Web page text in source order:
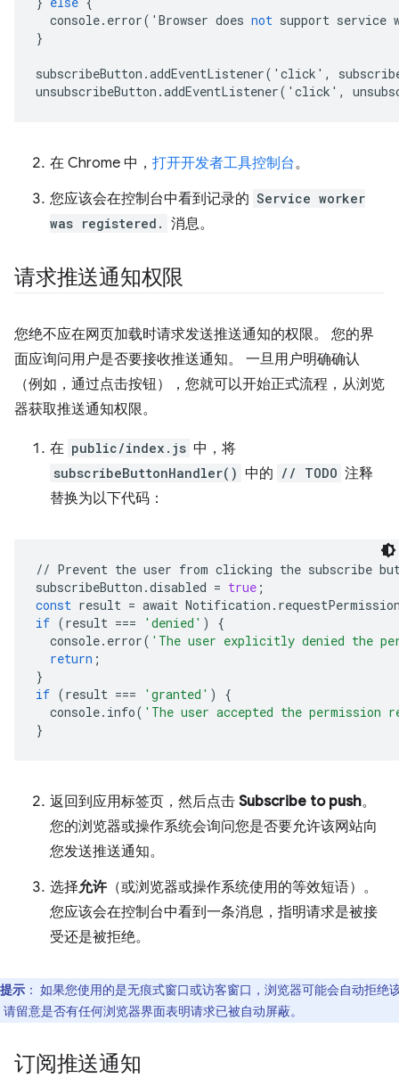
console. error(' Browser does not support service
}
subscribeButton .addEventListener(' click ',
unsubscribeButton .addEventListener(' click ',
在 Chrome 中， 打开开发者工具控制台。
您应该会在控制台中看到记录的 Service worker
was registered. 消息。
请求推送通知权限
您绝不应在网页加载时请求发送推送通知的权限。 您的界
面应询问用户是否要接收推送通知。 一旦用户明确确认
（例如，通过点击按钮），您就可以开始正式流程，从浏览
器获取推送通知权限。
在 public/index.js 中，将
subscribeButtonHandler() 中的 // TODO 注释
替换为以下代码：
// Prevent the user from clicking the subscribe
subscribeButton .disabled = true ;
const result = await Notification .
if (result === 'denied' )
{
console. error( 'The user explicitly denied the
return ;
}
if (result === 'granted' )
{
console. info( 'The user accepted the permission
}
返回到应用标签页，然后点击 Subscribe to push。
您的浏览器或操作系统会询问您是否要允许该网站向
您发送推送通知。
选择允许 （或浏览器或操作系统使用的等效短语）。
您应该会在控制台中看到一条消息，指明请求是被接
受还是被拒绝。
提示 ： 如果您使用的是无痕式窗口或访客窗口，浏览器可能会自动拒绝
请留意是否有任何浏览器界面表明请求已被自动屏蔽。
订阅推送通知